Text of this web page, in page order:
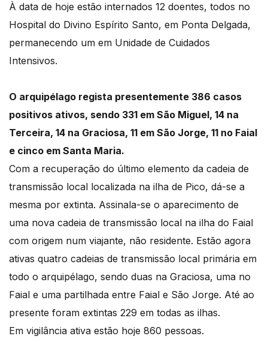
À data de hoje estão internados 12 doentes, todos no
Hospital do Divino Espírito Santo, em Ponta Delgada,
permanecendo um em Unidade de Cuidados
Intensivos.
O arquipélago regista presentemente 386 casos
positivos ativos, sendo 331 em São Miguel, 14 na
Terceira, 14 na Graciosa, 11 em São Jorge, 11 no Faial
e cinco em Santa Maria.
Com a recuperação do último elemento da cadeia de
transmissão local localizada na ilha de Pico, dá-se a
mesma por extinta. Assinala-se o aparecimento de
uma nova cadeia de transmissão local na ilha do Faial
com origem num viajante, não residente. Estão agora
ativas quatro cadeias de transmissão local primária em
todo o arquipélago, sendo duas na Graciosa, uma no
Faial e uma partilhada entre Faial e São Jorge. Até ao
presente foram extintas 229 em todas as ilhas.
Em vigilância ativa estão hoje 860 pessoas.